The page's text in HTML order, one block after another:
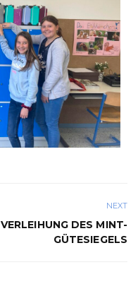
NEXT
VERLEIHUNG DES MINT-
GÜTESIEGELS